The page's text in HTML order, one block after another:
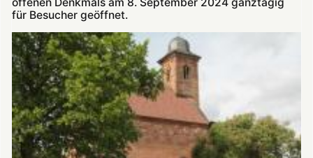
„Troubadoure“
in
der
Nikolauskapelle
für Besucher geöffnet.